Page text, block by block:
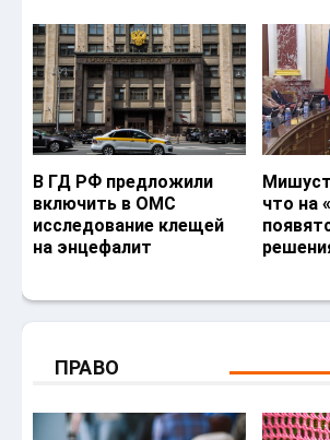
В ГД РФ предложили
включить в ОМС
исследование клещей
на энцефалит
что на
ПРАВО